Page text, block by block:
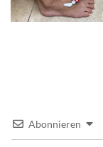
Abonnieren